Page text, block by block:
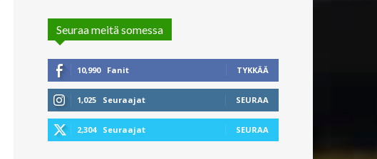
Seuraa meitä somessa
10,990 Fanit TYKKÄÄ
1,025 Seuraajat SEURAA
2,304 Seuraajat SEURAA